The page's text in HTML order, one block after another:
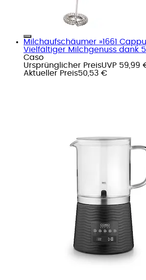
Milchaufschäumer »1661
Vielfältiger Milchgenuss dank
Caso
Ursprünglicher PreisUVP 59,99
Aktueller Preis50,53 €